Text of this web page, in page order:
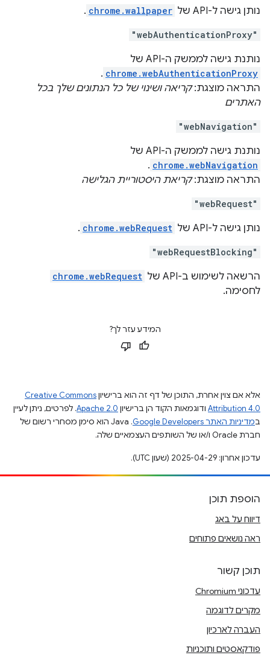
נותן גישה ל-API של chrome.wallpaper
.
"webAuthenticationProxy"
נותנת גישה לממשק ה-API של
chrome.webAuthenticationProxy
.
התראה מוצגת:קריאה ושינוי של כל הנתונים שלך בכל
האתרים
"webNavigation"
נותנת גישה לממשק ה-API של
chrome.webNavigation
.
התראה מוצגת:קריאת היסטוריית הגלישה
"webRequest"
נותן גישה ל-API של chrome.webRequest
.
"webRequestBlocking"
הרשאה לשימוש ב-API של chrome.webRequest
לחסימה.
המידע עזר לך?
אלא אם צוין אחרת, התוכן של דף זה הוא ברישיוןCreative Commons
Attribution 4.0 ודוגמאות הקוד הן ברישיון Apache 2.0. לפרטים, ניתן לעיין
במדיניות האתר Google Developers‏
.‏ Java הוא סימן מסחרי רשום של
חברת Oracle ו/או של השותפים העצמאיים שלה.
עדכון אחרון: 2025-04-29 (שעון UTC).
הוספת תוכן
דיווח על באג
ראה נושאים פתוחים
תוכן קשור
עדכוני Chromium
מקרים לדוגמה
העברה לארכיון
פודקאסטים ותוכניות